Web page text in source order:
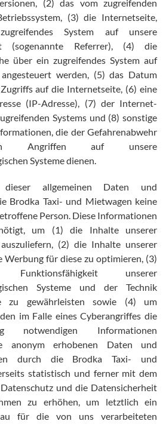
(2) das vom zugreifenden
(3) die Internetseite,
System auf unsere
(sogenannte Referrer), (4) die
über ein zugreifendes System auf
werden, (5) das Datum
auf die Internetseite, (6) eine
(IP-Adresse), (7) der Internet-
Systems und (8) sonstige
die der Gefahrenabwehr
Angriffen auf unsere
Systeme dienen.
allgemeinen Daten und
Brodka Taxi- und Mietwagen keine
Person. Diese Informationen
um (1) die Inhalte unserer
(2) die Inhalte unserer
für diese zu optimieren, (3)
unserer
Systeme und der Technik
zu gewährleisten sowie (4) um
im Falle eines Cyberangriffes die
notwendigen Informationen
anonym erhobenen Daten und
durch die Brodka Taxi- und
statistisch und ferner mit dem
und die Datensicherheit
zu erhöhen, um letztlich ein
für die von uns verarbeiteten